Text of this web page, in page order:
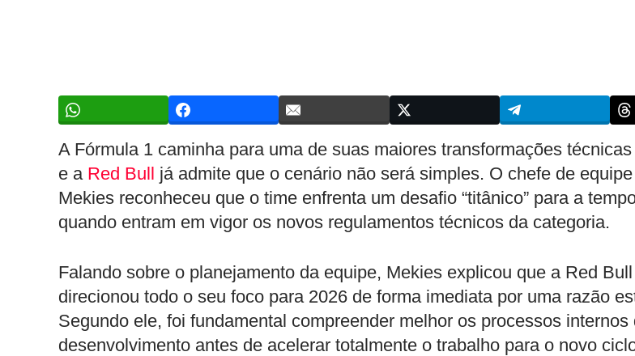
A Fórmula 1 caminha para uma de suas maiores transformações
e a Red Bull já admite que o cenário não será simples. O chefe de
Mekies reconheceu que o time enfrenta um desafio “titânico” para a
quando entram em vigor os novos regulamentos técnicos da categoria.
Falando sobre o planejamento da equipe, Mekies explicou que a Red
direcionou todo o seu foco para 2026 de forma imediata por uma razão
Segundo ele, foi fundamental compreender melhor os processos internos
desenvolvimento antes de acelerar totalmente o trabalho para o novo